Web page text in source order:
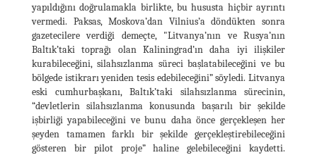
yapıldığını doğrulamakla birlikte, bu hususta hiçbir ayrıntı
vermedi. Paksas, Moskova’dan Vilnius’a döndükten sonra
gazetecilere verdiği demeçte, "Litvanya’nın ve Rusya’nın
Baltık’taki toprağı olan Kaliningrad’ın daha iyi ilişkiler
kurabileceğini, silahsızlanma süreci başlatabileceğini ve bu
bölgede istikrarı yeniden tesis edebileceğini” söyledi. Litvanya
eski cumhurbaşkanı, Baltık’taki silahsızlanma sürecinin,
“devletlerin silahsızlanma konusunda başarılı bir şekilde
işbirliği yapabileceğini ve bunu daha önce gerçekleşen her
şeyden tamamen farklı bir şekilde gerçekleştirebileceğini
gösteren bir pilot proje” haline gelebileceğini kaydetti.